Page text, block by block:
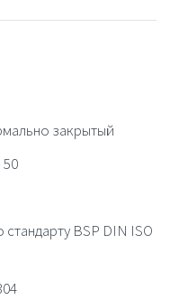
закрытый
BSP DIN ISO